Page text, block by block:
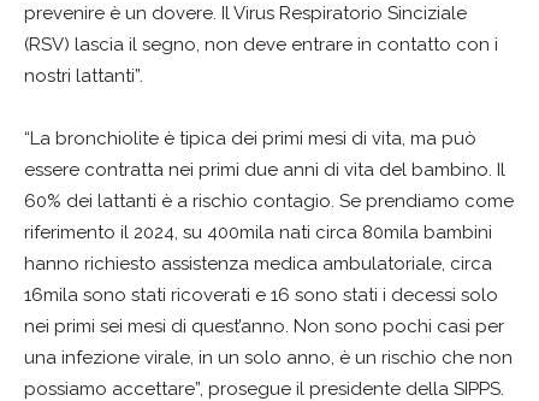
prevenire è un dovere. Il Virus Respiratorio Sinciziale
(RSV) lascia il segno, non deve entrare in contatto con i
nostri lattanti”.
“La bronchiolite è tipica dei primi mesi di vita, ma può
essere contratta nei primi due anni di vita del bambino. Il
60% dei lattanti è a rischio contagio. Se prendiamo come
riferimento il 2024, su 400mila nati circa 80mila bambini
hanno richiesto assistenza medica ambulatoriale, circa
16mila sono stati ricoverati e 16 sono stati i decessi solo
nei primi sei mesi di quest’anno. Non sono pochi casi per
una infezione virale, in un solo anno, è un rischio che non
possiamo accettare”, prosegue il presidente della SIPPS.